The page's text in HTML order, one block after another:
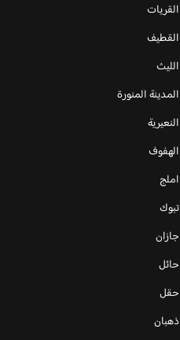
القريات
القطيف
الليث
المدينة المنورة
النعيرية
الهفوف
املج
تبوك
جازان
حائل
حقل
ذهبان